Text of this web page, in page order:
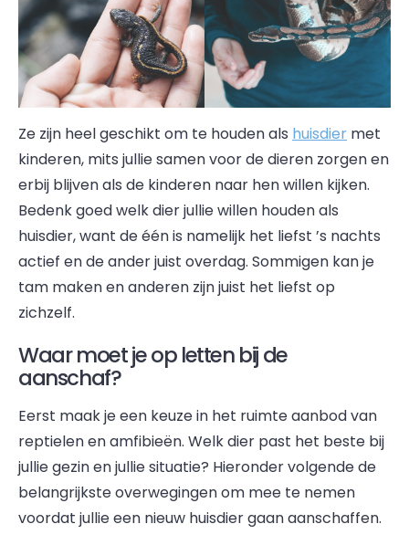
Ze zijn heel geschikt om te houden als huisdier met
kinderen, mits jullie samen voor de dieren zorgen en
erbij blijven als de kinderen naar hen willen kijken.
Bedenk goed welk dier jullie willen houden als
huisdier, want de één is namelijk het liefst ’s nachts
actief en de ander juist overdag. Sommigen kan je
tam maken en anderen zijn juist het liefst op
zichzelf.
Waar moet je op letten bij de
aanschaf?
Eerst maak je een keuze in het ruimte aanbod van
reptielen en amfibieën. Welk dier past het beste bij
jullie gezin en jullie situatie? Hieronder volgende de
belangrijkste overwegingen om mee te nemen
voordat jullie een nieuw huisdier gaan aanschaffen.